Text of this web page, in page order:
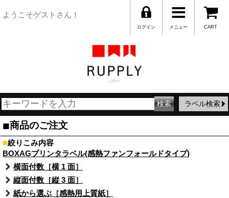
ようこそゲストさん！
CART
メニュー
ログイン
ラベル検索
■商品のご注文
■絞りこみ内容
BOXAGプリンタラベル(感熱ファンフォールドタイプ)
横面付数［横 1 面］
縦面付数［縦 3 面］
紙から選ぶ［感熱用上質紙］